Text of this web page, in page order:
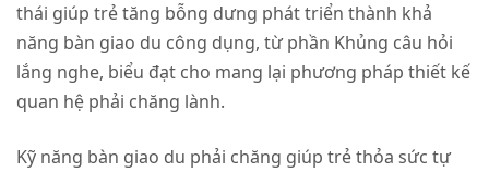
thái giúp trẻ tăng bỗng dưng phát triển thành khả
năng bàn giao du công dụng, từ phần Khủng câu hỏi
lắng nghe, biểu đạt cho mang lại phương pháp thiết kế
quan hệ phải chăng lành.
Kỹ năng bàn giao du phải chăng giúp trẻ thỏa sức tự